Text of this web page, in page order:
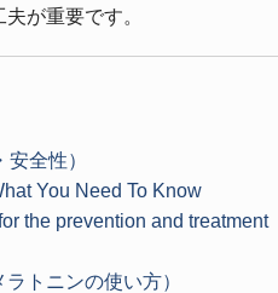
が重要です。
全性）
You Need To Know
the prevention and treatment
トニンの使い方）